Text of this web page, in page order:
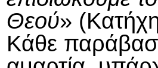
Θεού»
Κάθε